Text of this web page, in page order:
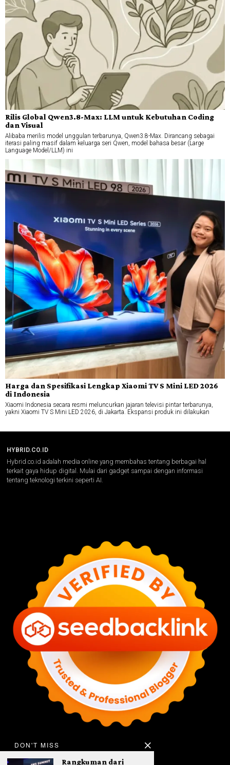
Rilis Global Qwen3.8-Max: LLM untuk Kebutuhan Coding
dan Visual
Alibaba merilis model unggulan terbarunya, Qwen3.8-Max. Dirancang sebagai
iterasi paling masif dalam keluarga seri Qwen, model bahasa besar (Large
Language Model/LLM) ini
Harga dan Spesifikasi Lengkap Xiaomi TV S Mini LED 2026
di Indonesia
Xiaomi Indonesia secara resmi meluncurkan jajaran televisi pintar terbarunya,
yakni Xiaomi TV S Mini LED 2026, di Jakarta. Ekspansi produk ini dilakukan
HYBRID.CO.ID
Hybrid.co.id adalah media online yang membahas tentang berbagai hal
terkait gaya hidup digital. Mulai dari gadget sampai dengan informasi
tentang teknologi terkini seperti AI.
DON'T MISS
Rangkuman dari